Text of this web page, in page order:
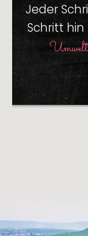
Jeder
Schritt